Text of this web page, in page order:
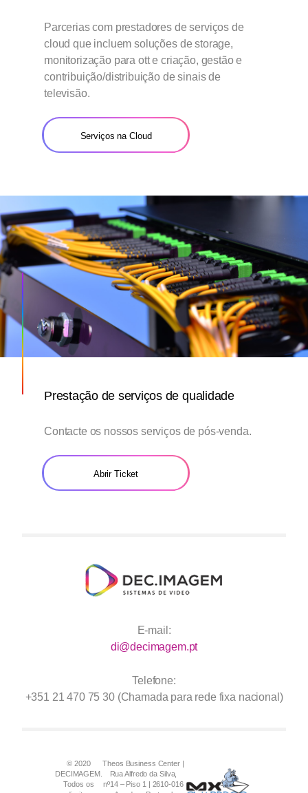
Parcerias com prestadores de serviços de
cloud que incluem soluções de storage,
monitorização para ott e criação, gestão e
contribuição/distribuição de sinais de
televisão.
Serviços na Cloud
Prestação de serviços de qualidade
Contacte os nossos serviços de pós-venda.
Abrir Ticket
E-mail:
di@decimagem.pt
Telefone:
+351 21 470 75 30 (Chamada para rede fixa nacional)
Theos Business Center |
Rua Alfredo da Silva,
nº14 – Piso 1 | 2610-016
© 2020
DECIMAGEM.
Todos os